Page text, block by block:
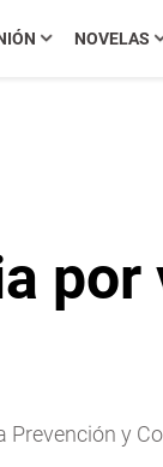
NOVELAS
por
y